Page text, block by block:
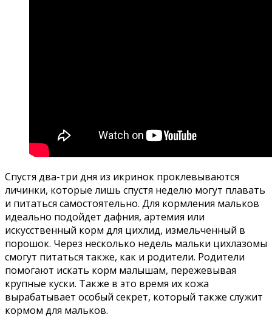
Спустя два-три дня из икринок проклевываются
личинки, которые лишь спустя неделю могут плавать
и питаться самостоятельно. Для кормления мальков
идеально подойдет дафния, артемия или
искусственный корм для цихлид, измельченный в
порошок. Через несколько недель мальки цихлазомы
смогут питаться также, как и родители. Родители
помогают искать корм малышам, пережевывая
крупные куски. Также в это время их кожа
вырабатывает особый секрет, который также служит
кормом для мальков.